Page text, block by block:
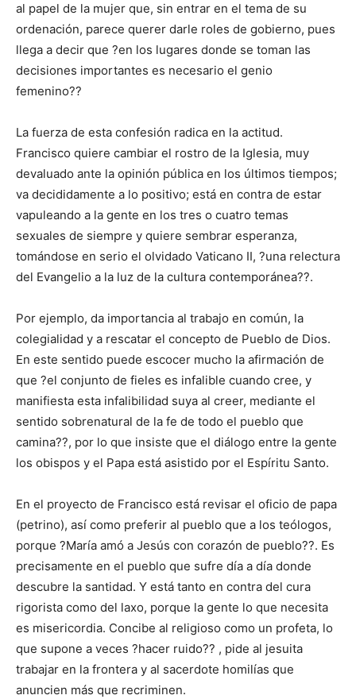
al papel de la mujer que, sin entrar en el tema de su
ordenación, parece querer darle roles de gobierno, pues
llega a decir que ?en los lugares donde se toman las
decisiones importantes es necesario el genio
femenino??
La fuerza de esta confesión radica en la actitud.
Francisco quiere cambiar el rostro de la Iglesia, muy
devaluado ante la opinión pública en los últimos tiempos;
va decididamente a lo positivo; está en contra de estar
vapuleando a la gente en los tres o cuatro temas
sexuales de siempre y quiere sembrar esperanza,
tomándose en serio el olvidado Vaticano II, ?una relectura
del Evangelio a la luz de la cultura contemporánea??.
Por ejemplo, da importancia al trabajo en común, la
colegialidad y a rescatar el concepto de Pueblo de Dios.
En este sentido puede escocer mucho la afirmación de
que ?el conjunto de fieles es infalible cuando cree, y
manifiesta esta infalibilidad suya al creer, mediante el
sentido sobrenatural de la fe de todo el pueblo que
camina??, por lo que insiste que el diálogo entre la gente
los obispos y el Papa está asistido por el Espíritu Santo.
En el proyecto de Francisco está revisar el oficio de papa
(petrino), así como preferir al pueblo que a los teólogos,
porque ?María amó a Jesús con corazón de pueblo??. Es
precisamente en el pueblo que sufre día a día donde
descubre la santidad. Y está tanto en contra del cura
rigorista como del laxo, porque la gente lo que necesita
es misericordia. Concibe al religioso como un profeta, lo
que supone a veces ?hacer ruido?? , pide al jesuita
trabajar en la frontera y al sacerdote homilías que
anuncien más que recriminen.